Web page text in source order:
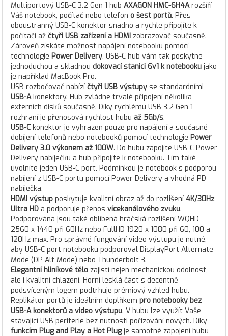
Multiportový USB-C 3.2 Gen 1 hub AXAGON HMC-6H4Arozšíří
Váš notebook, počítač nebo telefon o šest portů. Přes
oboustranný USB-C konektor snadno a rychle připojíte k
počítači až čtyři USB zařízení a HDMI zobrazovač současně.
Zároveň získáte možnost napájení notebooku pomocí
technologie Power Delivery. USB-C hub vám tak poskytne
jednoduchou a skladnou dokovací stanici 6v1 k notebooku jako
je například MacBook Pro.
USB rozbočovač nabízí čtyři USB výstupy se standardními
USB-Akonektory. Hub zvládne trvalé připojení několika
externích disků současně. Díky rychlému USB 3.2 Gen 1
rozhraní je přenosová rychlost hubu až 5Gb/s.
USB-C konektor je vyhrazen pouze pro napájení a současné
dobíjení telefonů nebo notebooků pomocí technologie Power
Delivery 3.0 výkonem až 100W. Do hubu zapojíte USB-C Power
Delivery nabíječku a hub připojíte k notebooku. Tím také
uvolníte jeden USB-C port. Podmínkou je notebook s podporou
nabíjení z USB-C portu pomocí Power Delivery a vhodná PD
nabíječka.
HDMI výstup poskytuje kvalitní obraz až do rozlišení 4K/30Hz
Ultra HD a podporuje přenos vícekanálového zvuku.
Podporována jsou také oblíbená hráčská rozlišení WQHD
2560 x 1440 při 60Hz nebo FullHD 1920 x 1080 při 60, 100 a
120Hz max. Pro správné fungování video výstupu je nutné,
aby USB-C port notebooku podporoval DisplayPort Alternate
Mode (DP Alt Mode) nebo Thunderbolt 3.
Elegantní hliníkové tělo zajistí nejen mechanickou odolnost,
ale i kvalitní chlazení. Horní lesklá část s decentně
podsvíceným logem podtrhuje prémiový vzhled hubu.
Replikátor portů je ideálním doplňkem pro notebooky bez
USB-A konektorů a video výstupu. V hubu lze využít Vaše
stávající USB periferie bez nutnosti pořizování nových. Díky
funkcím Plug and Play a Hot Plugje samotné zapojení hubu